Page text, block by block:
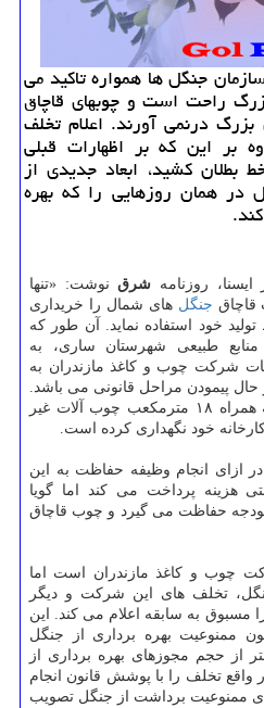
جنگل ها همواره تاكید می
كردند كنترل كارخانه های بزرگ راحت است و چوب‎های قاچاق
درنمی آورند. اعلام تخلف
بر این كه بر اظهارات قبلی
بطلان كشید، ابعاد جدیدی از
همان روزهایی را كه بهره
روزنامه شرق نوشت: «تنها
قاچاق جنگل های شمال را خریداری
خود استفاده نماید. آن طور كه
منابع طبیعی شهرستان ساری، به
شركت چوب و كاغذ مازندران به
پیمودن مراحل قانونی می باشد.
خود نگهداری كرده است.
ازای انجام وظیفه حفاظت به این
هزینه پرداخت می كند اما گویا
حفاظت می گیرد و چوب قاچاق
چوب و كاغذ مازندران است اما
تخلف های این شركت و دیگر
به سابقه اعلام می كند. این
ممنوعیت بهره برداری از جنگل
از حجم مجوزهای بهره برداری از
تخلف را با پوشش قانون انجام
ممنوعیت برداشت از جنگل تصویب